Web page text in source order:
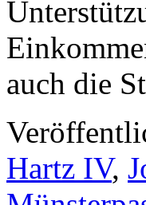
auch die
Hartz IV,